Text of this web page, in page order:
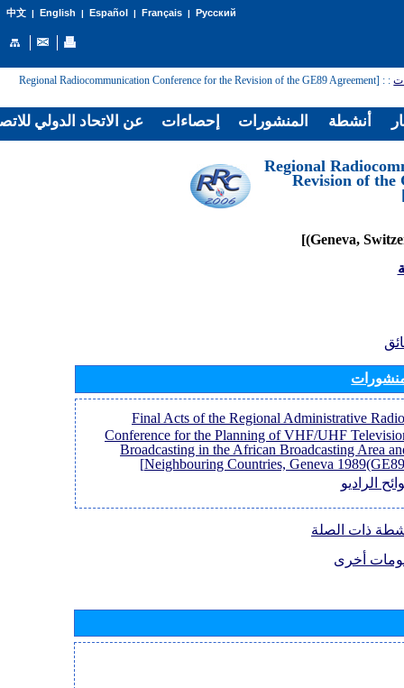
中文| English | Español | Français| Русский
:
: [Regional Radiocommunication Conference for the Revision of the GE89 Agreement
[Regional
Revision of the
[Final Acts of the Regional Administrative Radio
Conference for the Planning of VHF/UHF
Broadcasting in the African Broadcasting Area
Neighbouring Countries, Geneva
الراديو
ذات الصلة
أخرى
عن الاتحاد الدولي إحصاءات المنشورات أنشطة